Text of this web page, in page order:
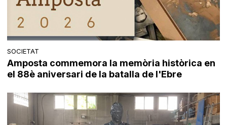
SOCIETAT
Amposta commemora la memòria històrica en
el 88è aniversari de la batalla de l'Ebre